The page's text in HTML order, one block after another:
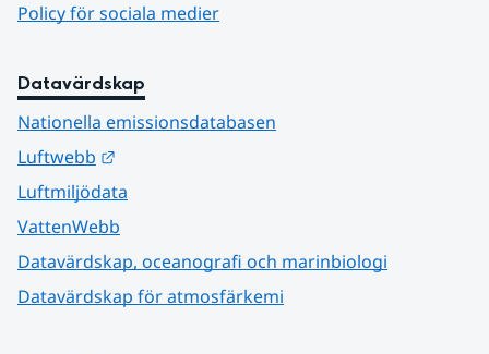
Policy för sociala medier
Datavärdskap
Nationella emissionsdatabasen
Luftwebb
Luftmiljödata
VattenWebb
Datavärdskap, oceanografi och marinbiologi
Datavärdskap för atmosfärkemi